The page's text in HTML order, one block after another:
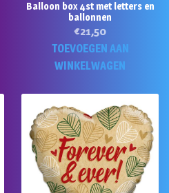
Balloon box 4st met letters en
ballonnen
€21,50
TOEVOEGEN AAN
WINKELWAGEN